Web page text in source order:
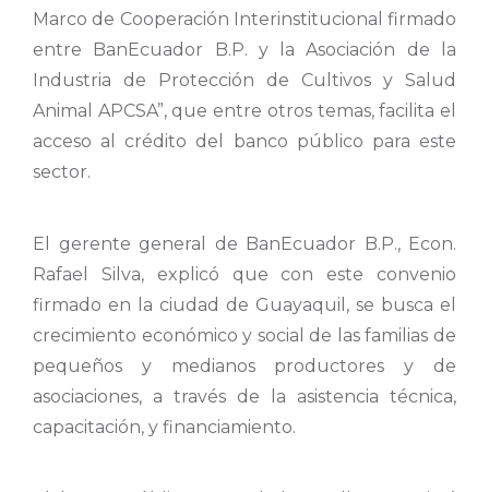
Marco de Cooperación Interinstitucional firmado
entre BanEcuador B.P. y la Asociación de la
Industria de Protección de Cultivos y Salud
Animal APCSA”, que entre otros temas, facilita el
acceso al crédito del banco público para este
sector.
El gerente general de BanEcuador B.P., Econ.
Rafael Silva, explicó que con este convenio
firmado en la ciudad de Guayaquil, se busca el
crecimiento económico y social de las familias de
pequeños y medianos productores y de
asociaciones, a través de la asistencia técnica,
capacitación, y financiamiento.